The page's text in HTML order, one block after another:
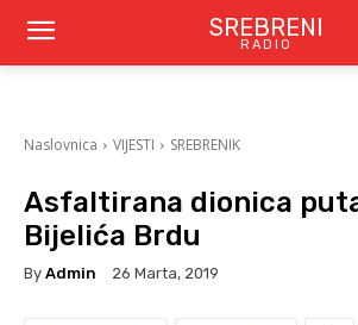
SREBRENI
RADIO
Naslovnica VIJESTI SREBRENIK
Asfaltirana dionica
Bijelića Brdu
By Admin 26 Marta, 2019